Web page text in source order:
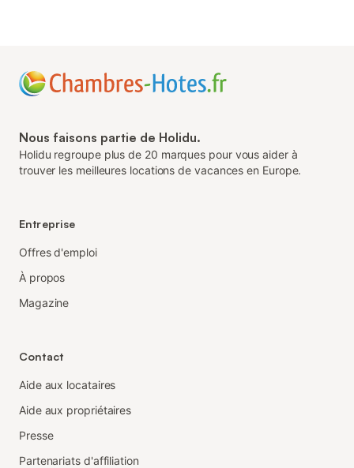
Nous faisons partie de Holidu.
Holidu regroupe plus de 20 marques pour vous aider à
trouver les meilleures locations de vacances en Europe.
Entreprise
Offres d'emploi
À propos
Magazine
Contact
Aide aux locataires
Aide aux propriétaires
Presse
Partenariats d'affiliation